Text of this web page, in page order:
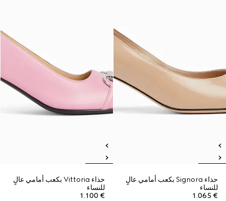
حذاء Signora بكعب أمامي عالٍ
للنساء
€ 1.065
حذاء Vittoria بكعب أمامي عالٍ
للنساء
€ 1.100